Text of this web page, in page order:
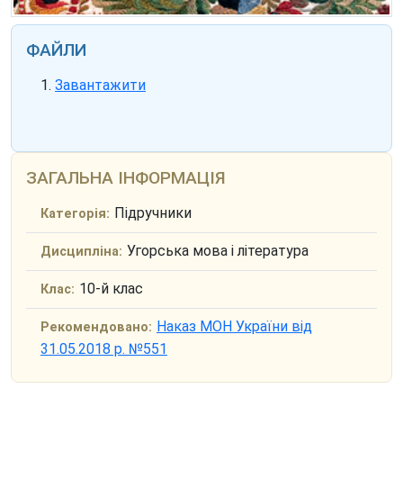
ФАЙЛИ
Завантажити
ЗАГАЛЬНА ІНФОРМАЦІЯ
Категорія: Підручники
Дисципліна: Угорська мова і література
Клас: 10-й клас
Рекомендовано: Наказ МОН України від
31.05.2018 р. №551